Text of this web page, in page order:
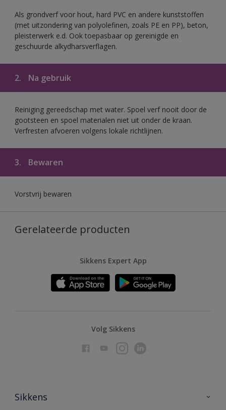
Als grondverf voor hout, hard PVC en andere kunststoffen
(met uitzondering van polyolefinen, zoals PE en PP), beton,
pleisterwerk e.d. Ook toepasbaar op gereinigde en
geschuurde alkydharsverflagen.
2. Na gebruik
Reiniging gereedschap met water. Spoel verf nooit door de
gootsteen en spoel materialen niet uit onder de kraan.
Verfresten afvoeren volgens lokale richtlijnen.
3. Bewaren
Vorstvrij bewaren
Gerelateerde producten
Sikkens Expert App
Volg Sikkens
Sikkens